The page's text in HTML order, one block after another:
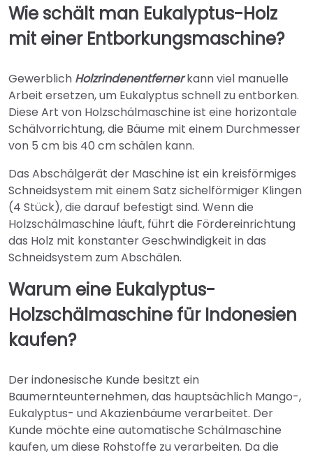
Wie schält man Eukalyptus-Holz
mit einer Entborkungsmaschine?
Gewerblich Holzrindenentfernerkann viel manuelle
Arbeit ersetzen, um Eukalyptus schnell zu entborken.
Diese Art von Holzschälmaschine ist eine horizontale
Schälvorrichtung, die Bäume mit einem Durchmesser
von 5 cm bis 40 cm schälen kann.
Das Abschälgerät der Maschine ist ein kreisförmiges
Schneidsystem mit einem Satz sichelförmiger Klingen
(4 Stück), die darauf befestigt sind. Wenn die
Holzschälmaschine läuft, führt die Fördereinrichtung
das Holz mit konstanter Geschwindigkeit in das
Schneidsystem zum Abschälen.
Warum eine Eukalyptus-
Holzschälmaschine für Indonesien
kaufen?
Der indonesische Kunde besitzt ein
Baumernteunternehmen, das hauptsächlich Mango-,
Eukalyptus- und Akazienbäume verarbeitet. Der
Kunde möchte eine automatische Schälmaschine
kaufen, um diese Rohstoffe zu verarbeiten. Da die